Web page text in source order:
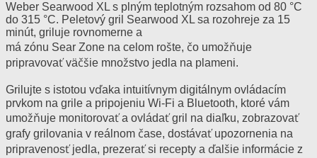
Weber Searwood XL s plným teplotným rozsahom od 80 °C
do 315 °C. Peletový gril Searwood XL sa rozohreje za 15
minút, griluje rovnomerne a
má zónu Sear Zone na celom rošte, čo umožňuje
pripravovať väčšie množstvo jedla na plameni.
Grilujte s istotou vďaka intuitívnym digitálnym ovládacím
prvkom na grile a pripojeniu Wi-Fi a Bluetooth, ktoré vám
umožňuje monitorovať a ovládať gril na diaľku, zobrazovať
grafy grilovania v reálnom čase, dostávať upozornenia na
pripravenosť jedla, prezerať si recepty a ďalšie informácie z